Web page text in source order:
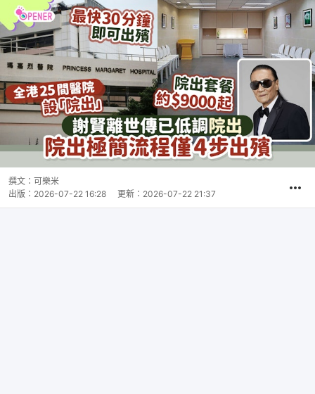
撰文： 可樂米
出版： 2026-07-22 16:28 更新： 2026-07-22 21:37